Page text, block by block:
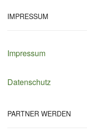
IMPRESSUM
Impressum
Datenschutz
PARTNER WERDEN